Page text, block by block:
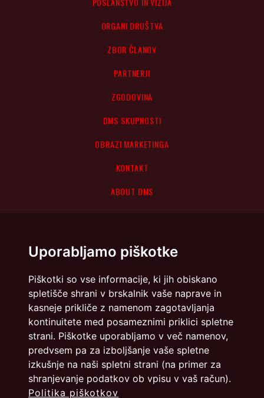
Uporabljamo piškotke
Piškotki so vse informacije, ki jih obiskano
spletišče shrani v brskalnik vaše naprave in
kasneje prikliče z namenom zagotavljanja
kontinuitete med posameznimi priklici spletne
strani. Piškotke uporabljamo v več namenov,
predvsem pa za izboljšanje vaše spletne
izkušnje na naši spletni strani (na primer za
shranjevanje podatkov ob vpisu v vaš račun).
Politika piškotkov
ORGANI DRUŠTVA
ZBOR ČLANOV
PARTNERJI
ZGODOVINA
DMS SKUPNOSTI
OBRAZI MARKETINGA
KONTAKT
ABOUT DMS